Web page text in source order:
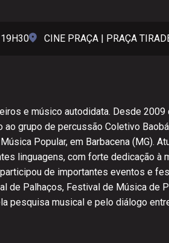
CINE PRAÇA | PRAÇA
e músico autodidata. Desde
grupo de percussão Coletivo
Popular, em Barbacena (MG).
linguagens, com forte dedicação à
de importantes eventos e
de Palhaços, Festival de Música de
pesquisa musical e pelo diálogo